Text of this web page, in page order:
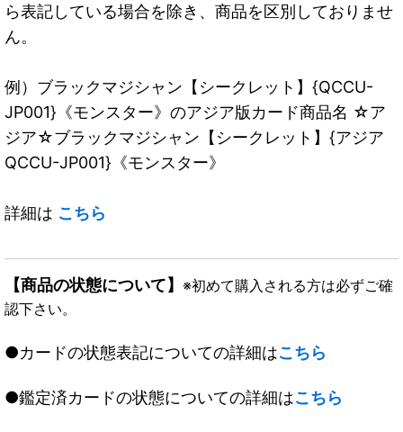
ら表記している場合を除き、商品を区別しておりませ
ん。
例）ブラックマジシャン【シークレット】{QCCU-
JP001}《モンスター》のアジア版カード商品名 ☆ア
ジア☆ブラックマジシャン【シークレット】{アジア
QCCU-JP001}《モンスター》
詳細は こちら
【商品の状態について】 ※初めて購入される方は必ずご確
認下さい。
●カードの状態表記についての詳細はこちら
●鑑定済カードの状態についての詳細はこちら